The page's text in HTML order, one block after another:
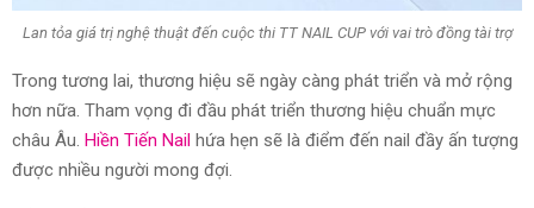
Lan tỏa giá trị nghệ thuật đến cuộc thi TT NAIL CUP với vai trò đồng tài trợ
Trong tương lai, thương hiệu sẽ ngày càng phát triển và mở rộng
hơn nữa. Tham vọng đi đầu phát triển thương hiệu chuẩn mực
châu Âu. Hiền Tiến Nail hứa hẹn sẽ là điểm đến nail đầy ấn tượng
được nhiều người mong đợi.